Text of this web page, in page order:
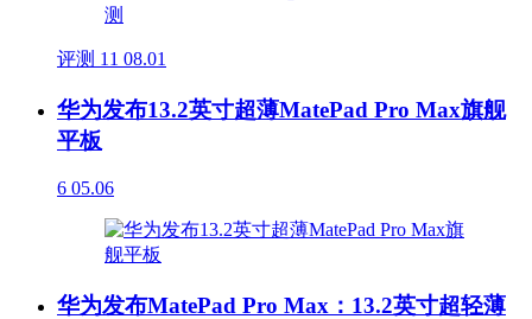
评测 11 08.01
华为发布13.2英寸超薄MatePad Pro Max旗舰
平板
6 05.06
华为发布MatePad Pro Max：13.2英寸超轻薄